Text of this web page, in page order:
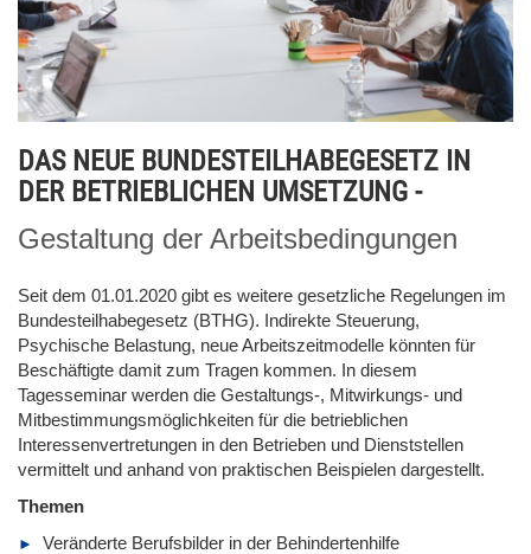
DAS NEUE BUNDESTEILHABEGESETZ IN
DER BETRIEBLICHEN UMSETZUNG -
Gestaltung der Arbeitsbedingungen
Seit dem 01.01.2020 gibt es weitere gesetzliche Regelungen im
Bundesteilhabegesetz (BTHG). Indirekte Steuerung,
Psychische Belastung, neue Arbeitszeitmodelle könnten für
Beschäftigte damit zum Tragen kommen. In diesem
Tagesseminar werden die Gestaltungs-, Mitwirkungs- und
Mitbestimmungsmöglichkeiten für die betrieblichen
Interessenvertretungen in den Betrieben und Dienststellen
vermittelt und anhand von praktischen Beispielen dargestellt.
Themen
Veränderte Berufsbilder in der Behindertenhilfe